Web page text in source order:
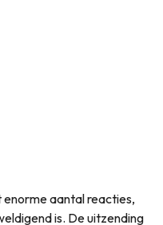
enorme aantal reacties,
is. De uitzending